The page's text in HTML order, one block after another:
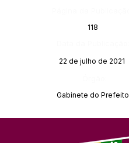
118
22 de julho de 2021
Gabinete do Prefeito